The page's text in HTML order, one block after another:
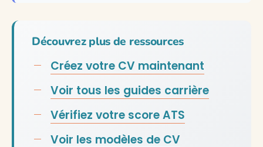
Découvrez plus de ressources
Créez votre CV maintenant
Voir tous les guides carrière
Vérifiez votre score ATS
Voir les modèles de CV